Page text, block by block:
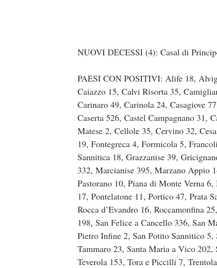
NUOVI DECESSI (4): Casal di
PAESI CON POSITIVI: Alife 18,
Caiazzo 15, Calvi Risorta 35,
Carinaro 49, Carinola 24, Casagiove
Caserta 526, Castel Campagnano 31,
Matese 2, Cellole 35, Cervino 32,
19, Fontegreca 4, Formicola 5,
Sannitica 18, Grazzanise 39,
332, Marcianise 395, Marzano Appio
Pastorano 10, Piana di Monte Verna
17, Pontelatone 11, Portico 47, Prata
Rocca d’Evandro 16, Roccamonfina
198, San Felice a Cancello 336, San
Pietro Infine 2, San Potito Sannitico 5,
Tammaro 23, Santa Maria a Vico 202,
Teverola 153, Tora e Piccilli 7,